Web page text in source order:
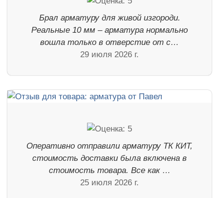
Брал арматуру для живой изгороди.
Реальные 10 мм – арматура нормально
вошла только в отверстие от с…
29 июля 2026 г.
Оперативно отправили арматуру ТК КИТ,
стоимость доставки была включена в
стоимость товара. Все как …
25 июля 2026 г.